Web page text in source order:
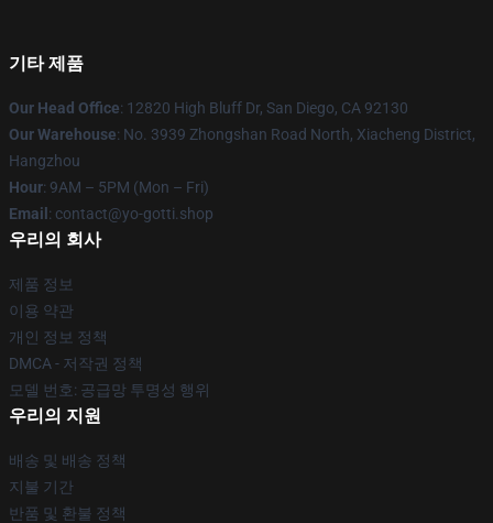
기타 제품
Our Head Office: 12820 High Bluff Dr, San Diego, CA 92130
Our Warehouse: No. 3939 Zhongshan Road North, Xiacheng District,
Hangzhou
Hour: 9AM – 5PM (Mon – Fri)
Email : contact@yo-gotti.shop
우리의 회사
제품 정보
이용 약관
개인 정보 정책
DMCA - 저작권 정책
모델 번호: 공급망 투명성 행위
우리의 지원
배송 및 배송 정책
지불 기간
반품 및 환불 정책